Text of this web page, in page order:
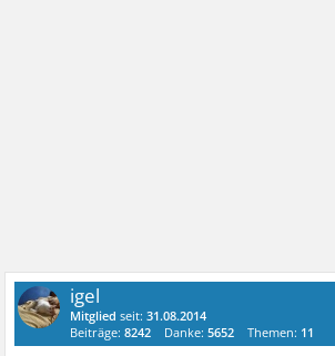
igel
Mitglied seit:31.08.2014
Beiträge:8242 Danke:5652 Themen: 11